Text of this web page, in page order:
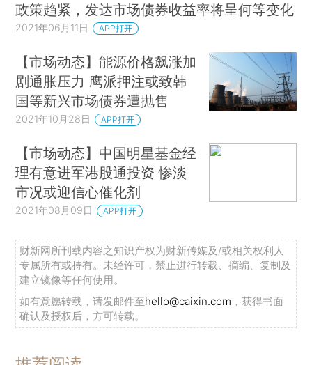
政策趋紧，发达市场债券收益率将呈何等变化
2021年06月11日 APP打开
【市场动态】能源价格飙涨加
剧通胀压力 鹰派押注或致韩
国等新兴市场债券遭抛售
2021年10月28日 APP打开
【市场动态】中国明星基金经
理有意进军港股通投资 惨淡
市况或迎信心催化剂
2021年08月09日 APP打开
财新网所刊载内容之知识产权为财新传媒及/或相关权利人
专属所有或持有。未经许可，禁止进行转载、摘编、复制及
建立镜像等任何使用。
如有意愿转载，请发邮件至hello@caixin.com ，获得书面
确认及授权后，方可转载。